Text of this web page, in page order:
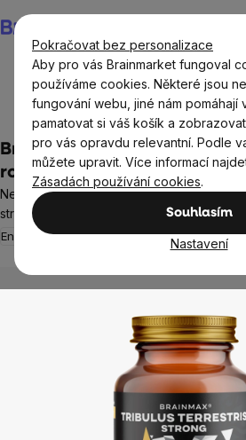
Pokračovat bez personalizace
Aby pro vás Brainmarket fungoval
používáme cookies. Některé jsou
fungování webu, jiné nám pomáhají
pamatovat si váš košík a
pro vás opravdu relevantní. Podle
můžete upravit. Více informací
Zásadách používání cookies.
Souhlasím
Nastavení
na
obsah
Cíle Mužské zdraví
BrainMax Tribulus Terrestris
rostlinných kapslí
Nejvyšší obsah saponinů a protodioscinů
stravy
Energie
produktu
6 hodnocení